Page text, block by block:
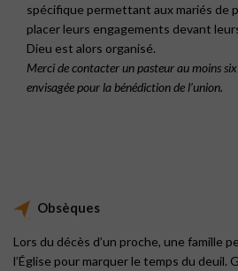
spécifique permettant aux mariés de
placer leurs engagements devant
Dieu est alors organisé.
Merci de contacter un pasteur au moins
envisagée pour la bénédiction de l’union.
Obsèques
Lors du décès d’un proche, une famille
l’Église pour marquer le temps du deuil.